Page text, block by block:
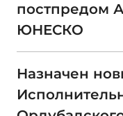
постпредом
ЮНЕСКО
Назначен